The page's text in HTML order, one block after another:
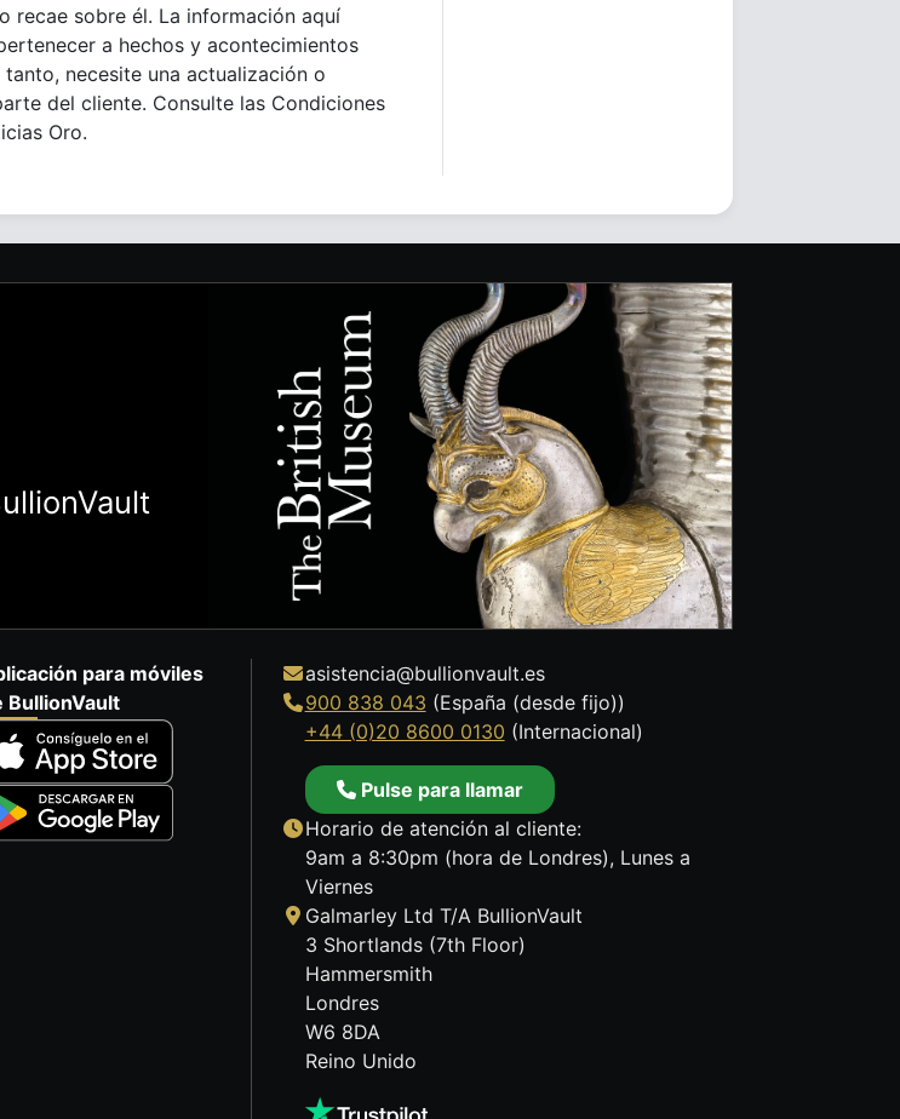
recae sobre él. La información aquí
a hechos y acontecimientos
necesite una actualización o
del cliente. Consulte las Condiciones
Oro.
para móviles
BullionVault
asistencia@bullionvault.es
900 838 043 (España (desde fijo))
+44 (0)20 8600 0130 (Internacional)
Pulse para llamar
Horario de atención al cliente:
9am a 8:30pm (hora de Londres), Lunes a
Viernes
Galmarley Ltd T/A BullionVault
3 Shortlands (7th Floor)
Hammersmith
Londres
W6 8DA
Reino Unido